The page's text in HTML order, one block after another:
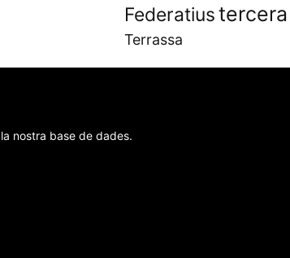
Federatiustercera
Terrassa
nostra base de dades.